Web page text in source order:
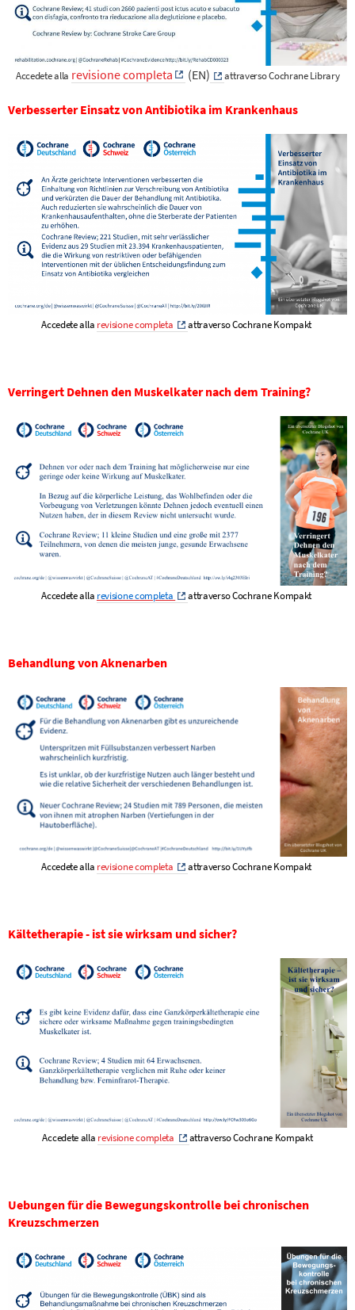
Accedete alla revisione completa (EN) attraverso Cochrane Library
Verbesserter Einsatz von Antibiotika im Krankenhaus
Accedete alla revisione completa attraverso Cochrane Kompakt
Verringert Dehnen den Muskelkater nach dem Training?
Accedete alla revisione completa attraverso Cochrane Kompakt
Behandlung von Aknenarben
Accedete alla revisione completa attraverso Cochrane Kompakt
Kältetherapie - ist sie wirksam und sicher?
Accedete alla revisione completa attraverso Cochrane Kompakt
Uebungen für die Bewegungskontrolle bei chronischen
Kreuzschmerzen